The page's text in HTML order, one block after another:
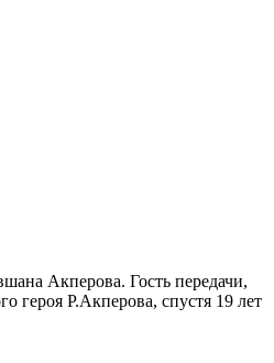
Акперова. Гость передачи,
героя Р.Акперова, спустя 19 лет